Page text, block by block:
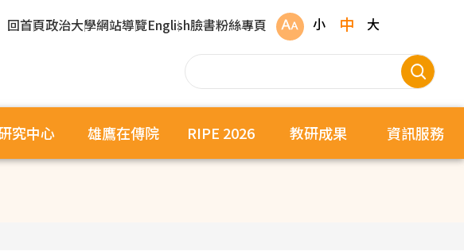
回首頁政治大學網站導覽English臉書粉絲專頁 小 中 大
究中心 雄鷹在傳院 RIPE 2026 教研成果 資訊服務